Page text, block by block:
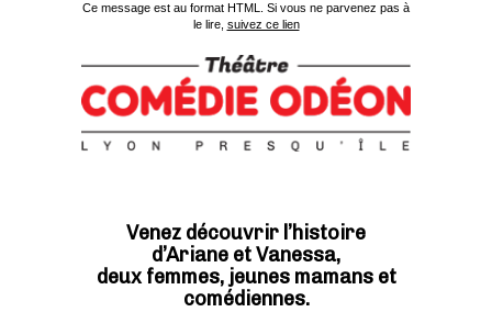
Ce message est au format HTML. Si vous ne parvenez pas à
le lire, suivez ce lien
Venez découvrir l’histoire
d’Ariane et Vanessa,
deux femmes, jeunes mamans et
comédiennes.